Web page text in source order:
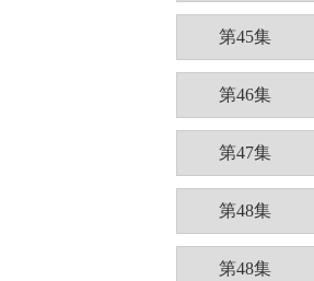
第45集
第46集
第47集
第48集
第48集